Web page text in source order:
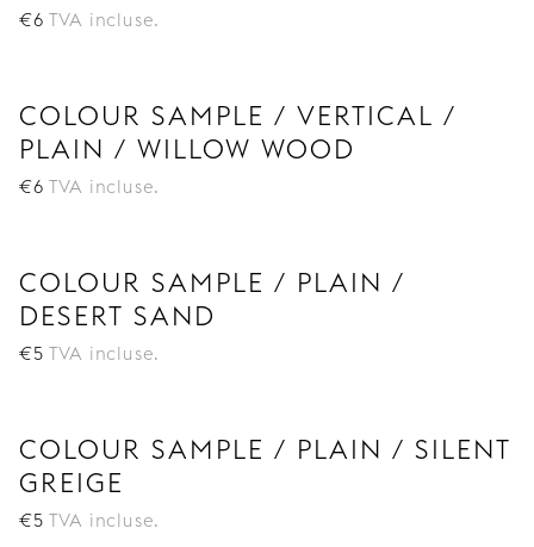
€6 TVA incluse.
COLOUR SAMPLE / VERTICAL /
PLAIN / WILLOW WOOD
€6 TVA incluse.
COLOUR SAMPLE / PLAIN /
DESERT SAND
€5 TVA incluse.
COLOUR SAMPLE / PLAIN / SILENT
GREIGE
€5 TVA incluse.